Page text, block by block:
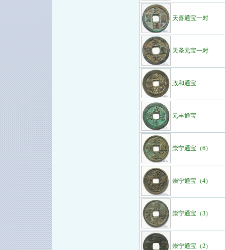
天喜通宝一对
天圣元宝一对
政和通宝
元丰通宝
崇宁通宝（6）
崇宁通宝（4）
崇宁通宝（3）
崇宁通宝（2）